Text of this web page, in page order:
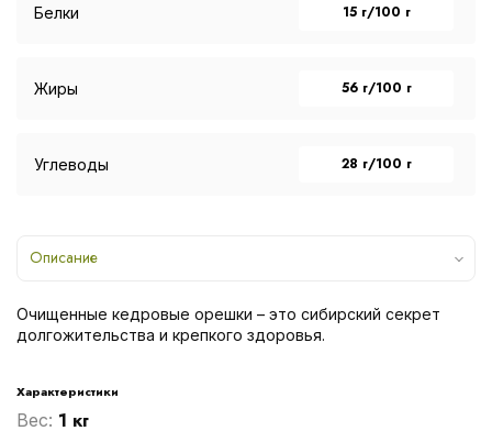
Белки 15 г/100 г
Жиры 56 г/100 г
Углеводы 28 г/100 г
Описание
Очищенные кедровые орешки – это сибирский секрет
долгожительства и крепкого здоровья.
Характеристики
Вес: 1 кг